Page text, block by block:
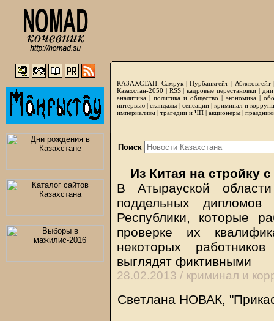
КАЗАХСТАН: Самрук |Нурбанкгейт | Аблязовгейт
Казахстан-2050 | RSS|кадровые перестановки|
аналитика | политика и общество | экономика |
интервью |скандалы | сенсации|криминал и
империализм | трагедии и ЧП | акционеры |
Поиск
Из Китая на
В Атырауской
поддельных дипломов
Республики, которые
проверке их
некоторых
выглядят фиктивными
28.02.2013 / криминал и
Светлана НОВАК,